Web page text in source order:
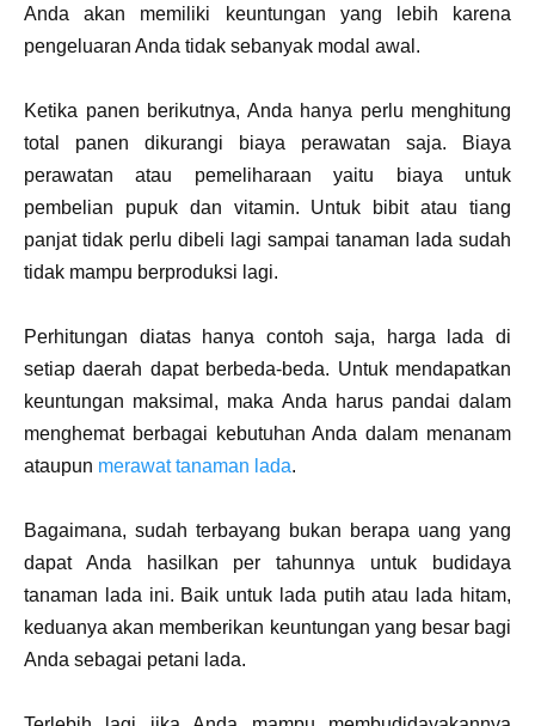
Anda akan memiliki keuntungan yang lebih karena
pengeluaran Anda tidak sebanyak modal awal.
Ketika panen berikutnya, Anda hanya perlu menghitung
total panen dikurangi biaya perawatan saja. Biaya
perawatan atau pemeliharaan yaitu biaya untuk
pembelian pupuk dan vitamin. Untuk bibit atau tiang
panjat tidak perlu dibeli lagi sampai tanaman lada sudah
tidak mampu berproduksi lagi.
Perhitungan diatas hanya contoh saja, harga lada di
setiap daerah dapat berbeda-beda. Untuk mendapatkan
keuntungan maksimal, maka Anda harus pandai dalam
menghemat berbagai kebutuhan Anda dalam menanam
ataupun merawat tanaman lada.
Bagaimana, sudah terbayang bukan berapa uang yang
dapat Anda hasilkan per tahunnya untuk budidaya
tanaman lada ini. Baik untuk lada putih atau lada hitam,
keduanya akan memberikan keuntungan yang besar bagi
Anda sebagai petani lada.